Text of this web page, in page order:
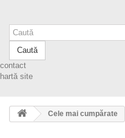
Caută
contact
hartă site
Cele mai cumpărate